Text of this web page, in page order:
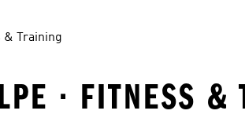
& Training
· FITNESS &